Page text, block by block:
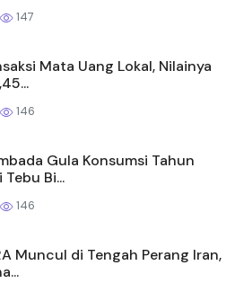
147
Mata Uang Lokal, Nilainya
146
Gula Konsumsi Tahun
Bi...
146
Muncul di Tengah Perang Iran,